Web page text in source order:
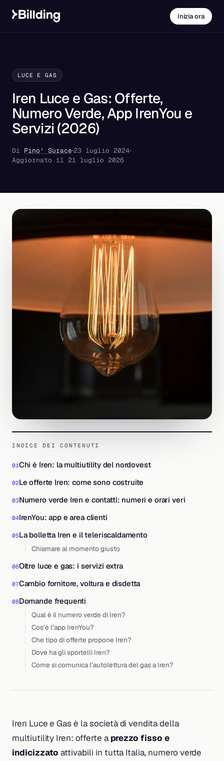
Inizia ora
LUCE E GAS
Iren Luce e Gas: Offerte,
Numero Verde, App IrenYou e
Servizi (2026)
Di Pino' Surace 23 luglio 2024
Aggiornato il 21 luglio 2026
INDICE DEI CONTENUTI
Chi è Iren: la multiutility del nordovest
Le offerte Iren: come sono costruite
Numero verde Iren e contatti: numeri e orari veri
IrenYou: app e area clienti
La bolletta Iren e il teleriscaldamento
Chiamare al momento giusto
Oltre luce e gas: i servizi extra
Cambio fornitore, voltura e disdetta
Domande frequenti
Qual è il numero verde di Iren?
Cos’è l’app IrenYou?
Che tipo di offerte propone Iren?
Dove ha gli sportelli Iren?
Come si comunica l’autolettura del gas a Iren?
Iren Luce e Gas è la società di vendita della
multiutility Iren: offerte a prezzo fisso e
indicizzato attivabili in tutta Italia, numero verde